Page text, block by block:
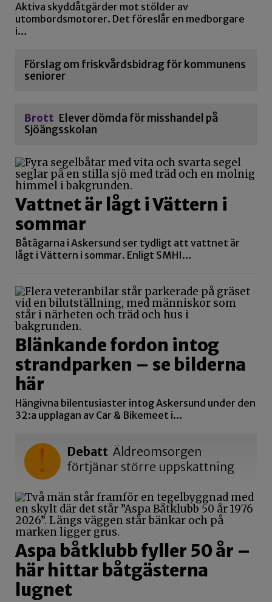
Aktiva skyddåtgärder mot stölder av
utombordsmotorer. Det föreslår en medborgare
i…
Förslag om friskvårdsbidrag för kommunens
seniorer
Brott Elever dömda för misshandel på
Sjöängsskolan
Vattnet är lågt i Vättern i
sommar
Båtägarna i Askersund ser tydligt att vattnet är
lågt i Vättern i sommar. Enligt SMHI…
Blänkande fordon intog
strandparken – se bilderna
här
Hängivna bilentusiaster intog Askersund under den
32:a upplagan av Car & Bikemeet i…
Debatt Äldreomsorgen
förtjänar större uppskattning
Aspa båtklubb fyller 50 år –
här hittar båtgästerna
lugnet